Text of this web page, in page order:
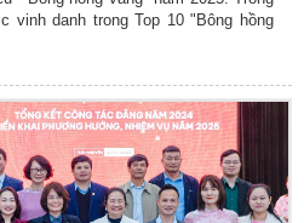
vinh danh trong Top 10 "Bông hồng